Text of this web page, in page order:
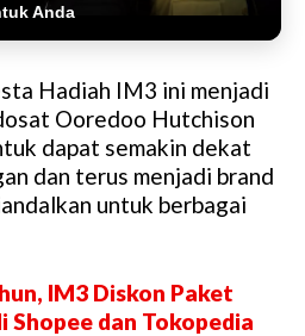
Anda
Hadiah IM3 ini menjadi
Ooredoo Hutchison
dapat semakin dekat
dan terus menjadi brand
untuk berbagai
IM3 Diskon Paket
dan Tokopedia